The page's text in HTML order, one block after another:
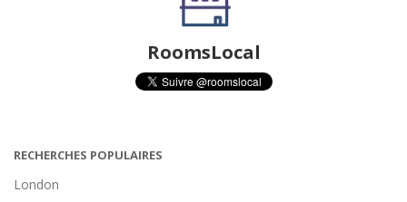
RoomsLocal
RECHERCHES POPULAIRES
London